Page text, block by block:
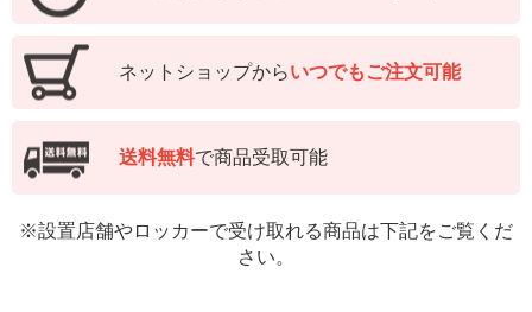
ネットショップからいつでもご注文可能
送料無料で商品受取可能
※設置店舗やロッカーで受け取れる商品は下記をご覧くだ
さい。